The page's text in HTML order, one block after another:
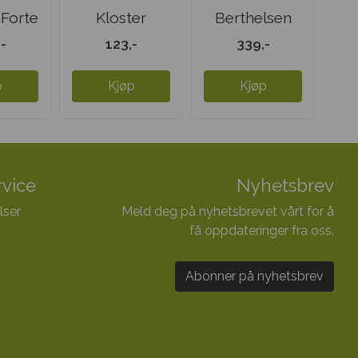
Kloster
forbrennings-
123,-
Kjøp
Berthelsen
Naturlig E-
339,-
Kjøp
Nyhetsbrev
Meld deg på nyhetsbrevet vårt for å
få oppdateringer fra oss.
Abonner på nyhetsbrev